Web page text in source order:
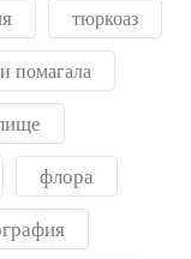
тюркоаз
помагала
флора